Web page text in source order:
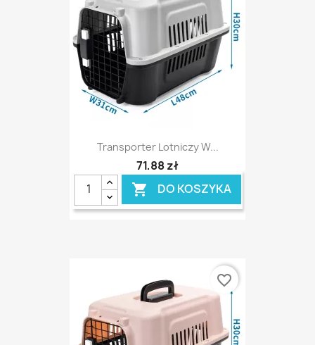
Transporter Lotniczy W...
71,88 zł
 DO KOSZYKA
favorite_border